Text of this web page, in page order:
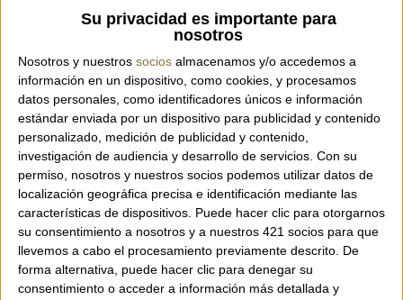
Su privacidad es importante para
nosotros
Nosotros y nuestros socios almacenamos y/o accedemos a
información en un dispositivo, como cookies, y procesamos
datos personales, como identificadores únicos e información
estándar enviada por un dispositivo para publicidad y contenido
personalizado, medición de publicidad y contenido,
investigación de audiencia y desarrollo de servicios. Con su
permiso, nosotros y nuestros socios podemos utilizar datos de
localización geográfica precisa e identificación mediante las
características de dispositivos. Puede hacer clic para otorgarnos
su consentimiento a nosotros y a nuestros 421 socios para que
llevemos a cabo el procesamiento previamente descrito. De
forma alternativa, puede hacer clic para denegar su
consentimiento o acceder a información más detallada y
Bag from the Italian brand Plinio Visona'.
Crossbody bag, ideal for travel.
100% Made in Italy.
Adjustable leather strap.
Zipper closure.
One interior pocket with zipper closure.
Made of leather and nylon.
Dimensions: 29 x 17 x 10 cm.